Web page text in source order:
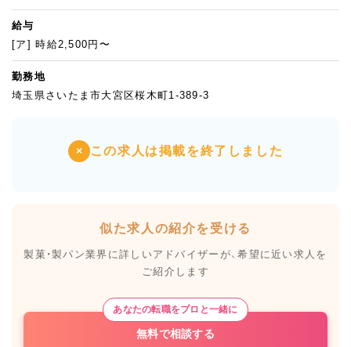
給与
[ア] 時給2,500円〜
勤務地
埼玉県さいたま市大宮区桜木町1-389-3
× この求人は掲載を終了しました
似た求人の紹介を受ける
製菓・製パン業界に詳しいアドバイザーが、希望に近い求人を
ご紹介します
あなたの転職をプロと一緒に
無料で相談する